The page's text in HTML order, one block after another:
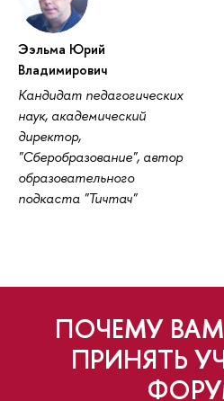
Ээльма Юрий
ладимирович
Кандидат педагогических
наук, академический
директор,
"Сберобразование", автор
образовательного
подкаста "Тичтач"
ПОЧЕМУ
ПРИНЯТЬ